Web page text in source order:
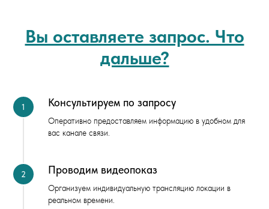
Вы оставляете запрос. Что
дальше?
Консультируем по запросу
Оперативно предоставляем информацию в удобном для
вас канале связи.
Проводим видеопоказ
Организуем индивидуальную трансляцию локации в
реальном времени.